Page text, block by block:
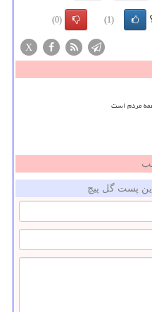
(1)
(0)
X
مردم است
پست گل پیچ